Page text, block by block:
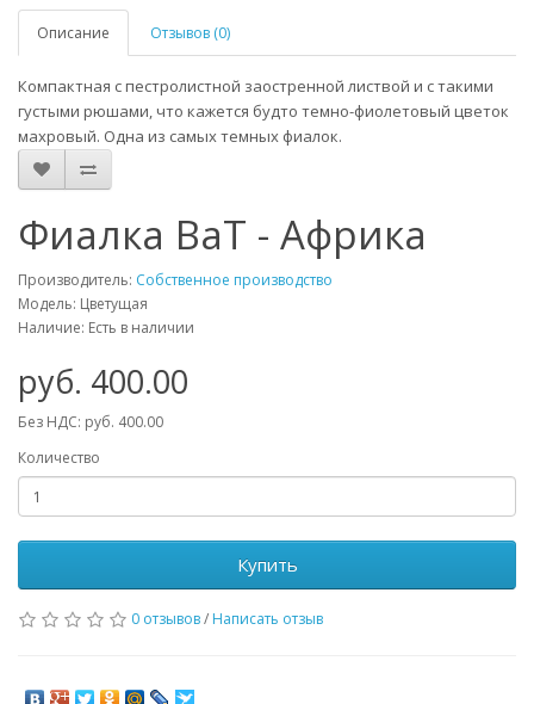
Описание Отзывов (0)
Компактная с пестролистной заостренной листвой и с такими
густыми рюшами, что кажется будто темно-фиолетовый цветок
махровый. Одна из самых темных фиалок.
Фиалка ВаТ - Африка
Производитель: Собственное производство
Модель: Цветущая
Наличие: Есть в наличии
руб. 400.00
Без НДС: руб. 400.00
Количество
Купить
0 отзывов/ Написать отзыв